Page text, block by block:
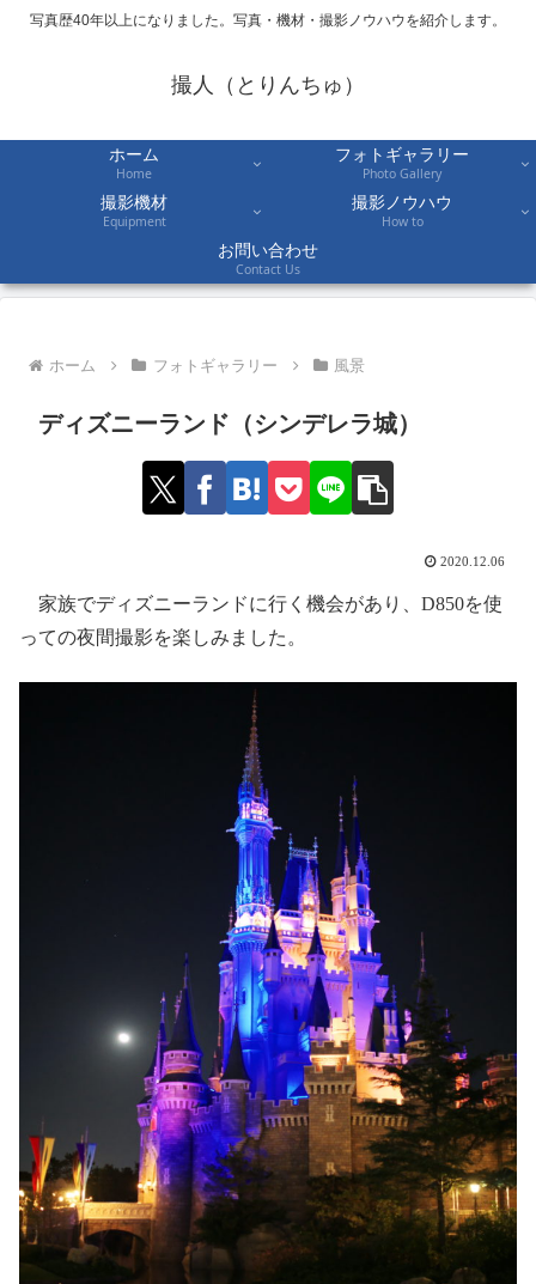
写真歴40年以上になりました。写真・機材・撮影ノウハウを紹介します。
撮人（とりんちゅ）
ホーム
Home
フォトギャラリー
Photo Gallery
撮影機材
Equipment
撮影ノウハウ
How to
お問い合わせ
Contact Us
ホーム フォトギャラリー 風景
ディズニーランド（シンデレラ城）
2020.12.06
家族でディズニーランドに行く機会があり、D850を使
っての夜間撮影を楽しみました。